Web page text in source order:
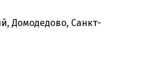
Домодедово, Санкт-